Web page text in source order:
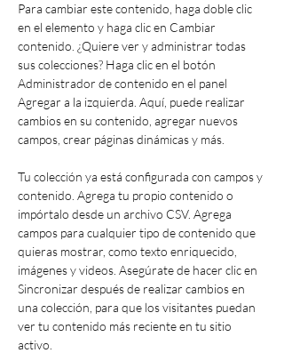
Para cambiar este contenido, haga doble clic
en el elemento y haga clic en Cambiar
contenido. ¿Quiere ver y administrar todas
sus colecciones? Haga clic en el botón
Administrador de contenido en el panel
Agregar a la izquierda. Aquí, puede realizar
cambios en su contenido, agregar nuevos
campos, crear páginas dinámicas y más.
Tu colección ya está configurada con campos y
contenido. Agrega tu propio contenido o
impórtalo desde un archivo CSV. Agrega
campos para cualquier tipo de contenido que
quieras mostrar, como texto enriquecido,
imágenes y videos. Asegúrate de hacer clic en
Sincronizar después de realizar cambios en
una colección, para que los visitantes puedan
ver tu contenido más reciente en tu sitio
activo.